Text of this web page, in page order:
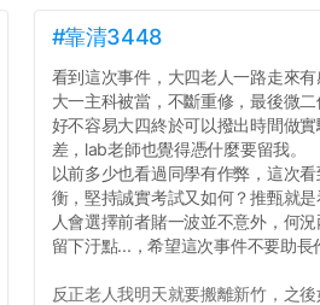
#靠清3448
看到這次事件，大四老人一路走來有
大一主科被當，不斷重修，最後微
好不容易大四終於可以撥出時間做
差，lab老師也覺得憑什麼要留我。
以前多少也看過同學有作弊，這次
衡，堅持誠實考試又如何？推甄就
人會選擇前者賭一波並不意外，何
留下汙點...，希望這次事件不要助長
反正老人我明天就要搬離新竹，之